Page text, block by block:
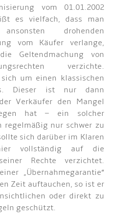
vom 01.01.2002
es vielfach, dass man
drohenden
vom Käufer verlange,
Geltendmachung von
verzichte.
um einen klassischen
Dieser ist nur dann
Verkäufer den Mangel
hat – ein solcher
regelmäßig nur schwer zu
sich darüber im Klaren
vollständig auf die
Rechte verzichtet.
„Übernahmegarantie“
Zeit auftauchen, so ist er
oder direkt zu
geschützt.